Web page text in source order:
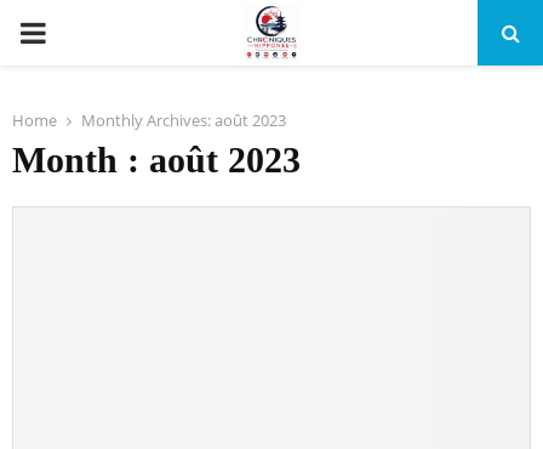
PRIMARY
Home Monthly Archives: août 2023
Month : août 2023